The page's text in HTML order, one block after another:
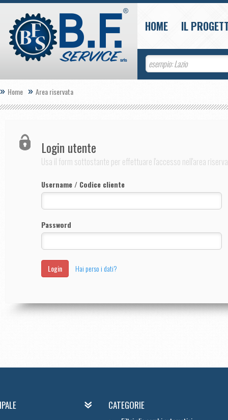
HOME IL
Home Area riservata
Login utente
Usa il form sottostante per effettuare l'accesso nell'area
Username / Codice cliente
Password
Login Hai perso i dati?
CATEGORIE